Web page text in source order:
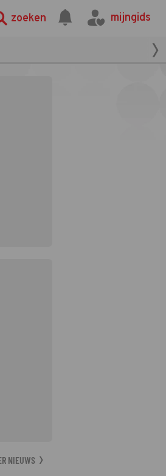
zoeken mijngids
NIEUWS